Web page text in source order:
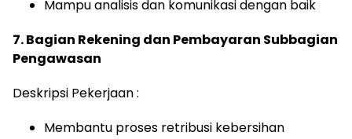
Mampu analisis dan komunikasi dengan baik
7. Bagian Rekening dan Pembayaran Subbagian
Pengawasan
Deskripsi Pekerjaan :
Membantu proses retribusi kebersihan